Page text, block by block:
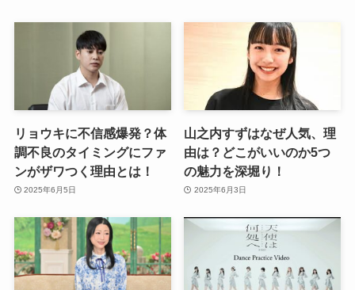
リョウキに不信感爆発？体
調不良のタイミングにファ
ンがザワつく理由とは！
2025年6月5日
山之内すずはなぜ人気、理
由は？どこがいいのか5つ
の魅力を深堀り！
2025年6月3日